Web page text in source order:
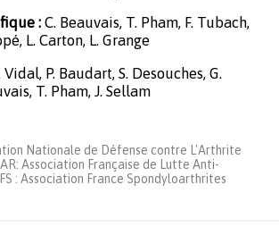
: C. Beauvais, T. Pham, F. Tubach,
L. Carton, L. Grange
Vidal, P. Baudart, S. Desouches, G.
T. Pham, J. Sellam
Nationale de Défense contre L'Arthrite
Association Française de Lutte Anti-
: Association France Spondyloarthrites